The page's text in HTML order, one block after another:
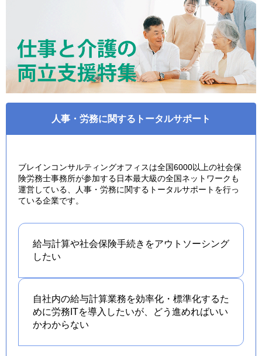
人事・労務に関するトータルサポート
ブレインコンサルティングオフィスは全国6000以上の社会保
険労務士事務所が参加する日本最大級の全国ネットワークも
運営している、人事・労務に関するトータルサポートを行っ
ている企業です。
給与計算や社会保険手続きをアウトソーシング
したい
自社内の給与計算業務を効率化・標準化するた
めに労務ITを導入したいが、どう進めればいい
かわからない